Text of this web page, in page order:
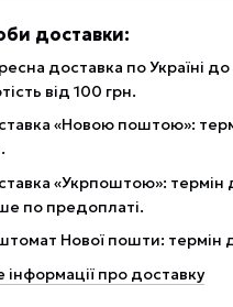
доставки:
доставка по Україні
від 100 грн.
«Новою поштою»:
«Укрпоштою»: термін
по предоплаті.
Нової пошти: термін
інформації про доставку